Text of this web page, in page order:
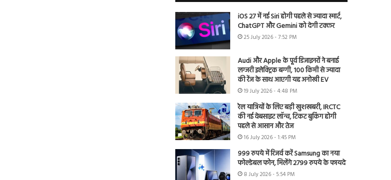
iOS 27 में नई Siri होगी पहले से ज्यादा स्मार्ट,
ChatGPT और Gemini को देगी टक्कर
25 July 2026 - 7:52 PM
Audi और Apple के पूर्व डिजाइनरों ने बनाई
लग्जरी इलेक्ट्रिक बग्गी, 100 किमी से ज्यादा
की रेंज के साथ आएगी यह अनोखी EV
19 July 2026 - 4:48 PM
रेल यात्रियों के लिए बड़ी खुशखबरी, IRCTC
की नई वेबसाइट लॉन्च, टिकट बुकिंग होगी
पहले से आसान और तेज
16 July 2026 - 1:45 PM
999 रुपये में रिजर्व करें Samsung का नया
फोल्डेबल फोन, मिलेंगे 2799 रुपये के फायदे
8 July 2026 - 5:54 PM